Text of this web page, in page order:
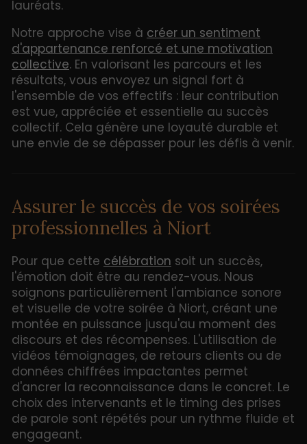
lauréats.
Notre approche vise à créer un sentiment
d'appartenance renforcé et une motivation
collective. En valorisant les parcours et les
résultats, vous envoyez un signal fort à
l'ensemble de vos effectifs : leur contribution
est vue, appréciée et essentielle au succès
collectif. Cela génère une loyauté durable et
une envie de se dépasser pour les défis à venir.
Assurer le succès de vos soirées
professionnelles à Niort
Pour que cette célébration soit un succès,
l'émotion doit être au rendez-vous. Nous
soignons particulièrement l'ambiance sonore
et visuelle de votre soirée à Niort, créant une
montée en puissance jusqu'au moment des
discours et des récompenses. L'utilisation de
vidéos témoignages, de retours clients ou de
données chiffrées impactantes permet
d'ancrer la reconnaissance dans le concret. Le
choix des intervenants et le timing des prises
de parole sont répétés pour un rythme fluide et
engageant.